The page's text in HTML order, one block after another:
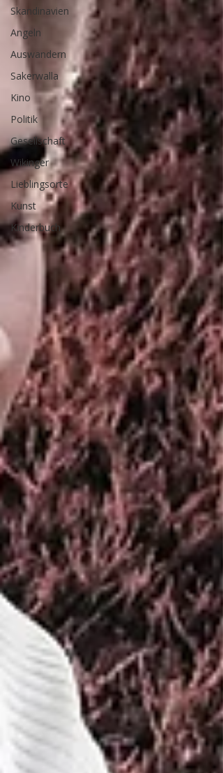
Skandinavien
Angeln
Auswandern
Sakerwalla
Kino
Politik
Gesellschaft
Wikinger
Lieblingsorte
Kunst
Kinderbuch